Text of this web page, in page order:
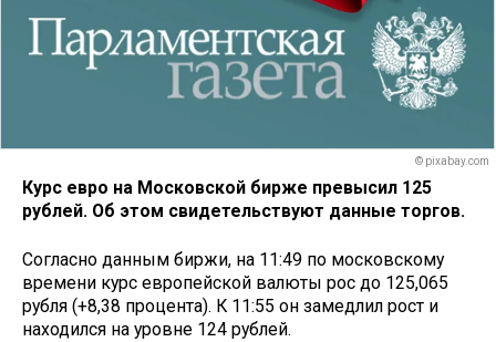
© pixabay.com
Курс евро на Московской бирже превысил 125
рублей. Об этом свидетельствуют данные торгов.
Согласно данным биржи, на 11:49 по московскому
времени курс европейской валюты рос до 125,065
рубля (+8,38 процента). К 11:55 он замедлил рост и
находился на уровне 124 рублей.